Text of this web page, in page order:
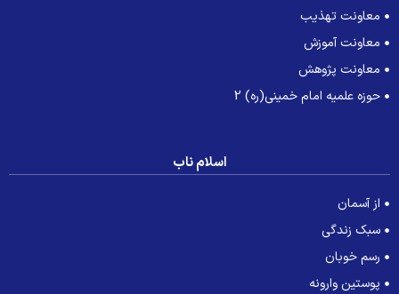
معاونت تهذیب
معاونت آموزش
معاونت پژوهش
حوزه علمیه امام خمینی(ره) 2
اسلام ناب
از آسمان
سبک زندگی
رسم خوبان
پوستین وارونه